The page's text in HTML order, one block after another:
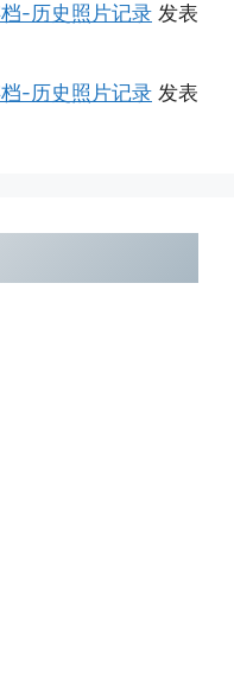
-历史照片记录 发表
-历史照片记录 发表